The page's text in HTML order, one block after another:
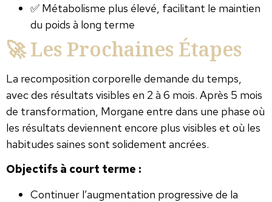
✅ Métabolisme plus élevé, facilitant le maintien
du poids à long terme
🚀 Les Prochaines Étapes
La recomposition corporelle demande du temps,
avec des résultats visibles en 2 à 6 mois. Après 5 mois
de transformation, Morgane entre dans une phase où
les résultats deviennent encore plus visibles et où les
habitudes saines sont solidement ancrées.
Objectifs à court terme :
Continuer l’augmentation progressive de la